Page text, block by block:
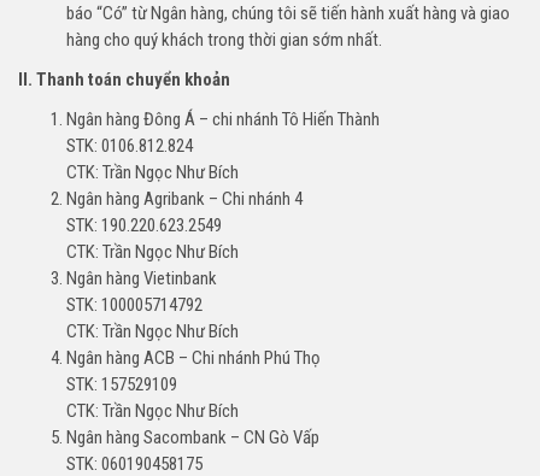
báo “Có” từ Ngân hàng, chúng tôi sẽ tiến hành xuất hàng và giao
hàng cho quý khách trong thời gian sớm nhất.
II. Thanh toán chuyển khoản
Ngân hàng Đông Á – chi nhánh Tô Hiến Thành
STK: 0106.812.824
CTK: Trần Ngọc Như Bích
Ngân hàng Agribank – Chi nhánh 4
STK: 190.220.623.2549
CTK: Trần Ngọc Như Bích
Ngân hàng Vietinbank
STK: 100005714792
CTK: Trần Ngọc Như Bích
Ngân hàng ACB – Chi nhánh Phú Thọ
STK: 157529109
CTK: Trần Ngọc Như Bích
Ngân hàng Sacombank – CN Gò Vấp
STK: 060190458175